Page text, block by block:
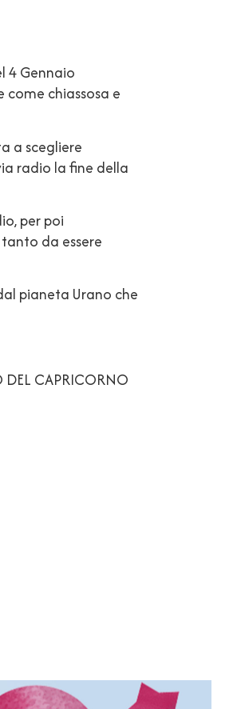
4 Gennaio
chiassosa e
a scegliere
radio la fine della
per poi
da essere
pianeta Urano che
DEL CAPRICORNO